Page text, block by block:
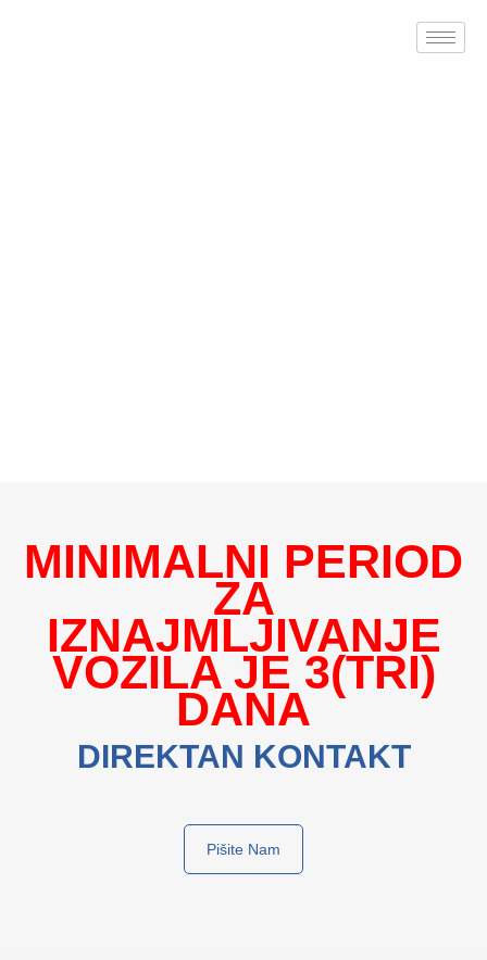
MINIMALNI PERIOD
ZA
IZNAJMLJIVANJE
VOZILA JE 3(TRI)
DANA
DIREKTAN KONTAKT
Pišite Nam